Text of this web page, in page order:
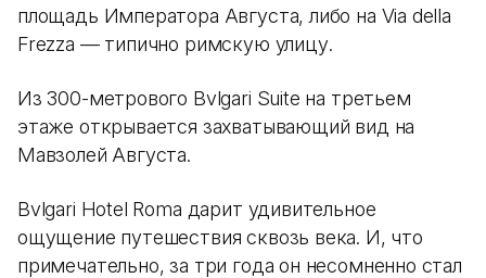
площадь Императора Августа, либо на Via della
Frezza — типично римскую улицу.
Из 300-метрового Bvlgari Suite на третьем
этаже открывается захватывающий вид на
Мавзолей Августа.
Bvlgari Hotel Roma дарит удивительное
ощущение путешествия сквозь века. И, что
примечательно, за три года он несомненно стал